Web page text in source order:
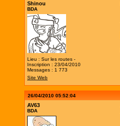
Shinou
BDA
Lieu : Sur les routes -
Inscription : 23/04/2010
Messages : 1 773
Site Web
26/04/2010 05:52:04
AV63
BDA